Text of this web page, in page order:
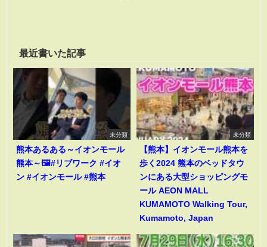
最近書いた記事
未分類
熊本あるある～イオンモール
熊本～🖼️#リブワーク #イオ
ン #イオンモール #熊本
未分類
【熊本】イオンモール熊本を
歩く2024 熊本のベッドタウ
ンにある大型ショッピングモ
ール AEON MALL
KUMAMOTO Walking Tour,
Kumamoto, Japan